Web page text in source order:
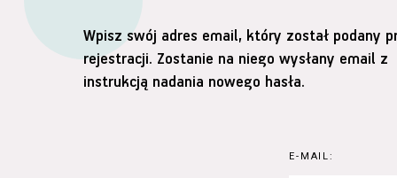
Wpisz swój adres email, który został podany
rejestracji. Zostanie na niego wysłany email z
instrukcją nadania nowego hasła.
E-MAIL: